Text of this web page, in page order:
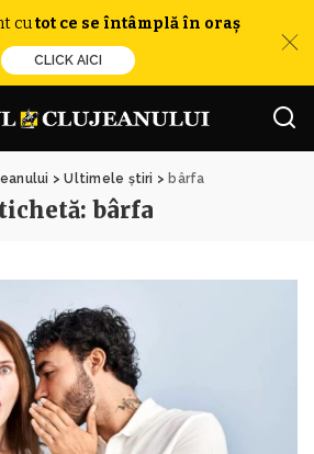
cutot ce se întâmplă în oraș
CLICK AICI
>Ultimele știri > bârfa
bârfa